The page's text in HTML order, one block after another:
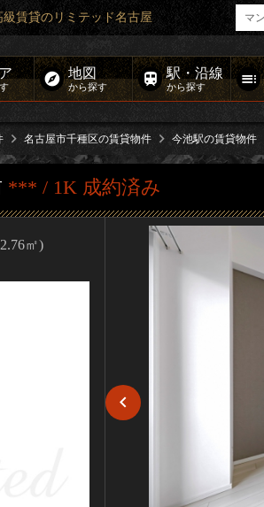
級賃貸のリミテッド名古屋
地図
から探す
駅・沿線
から探す
名古屋市千種区の賃貸物件 今池駅の賃貸物件
*** / 1K 成約済み
㎡)